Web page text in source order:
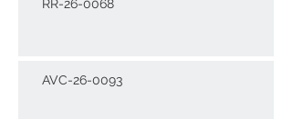
RR-26-0068
AVC-26-0093